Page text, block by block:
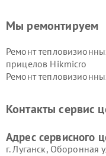
Мы ремонтируем
Ремонт
прицелов Hikmicro
Ремонт
Контакты сервис
Адрес сервисного
г. Луганск, Оборонная